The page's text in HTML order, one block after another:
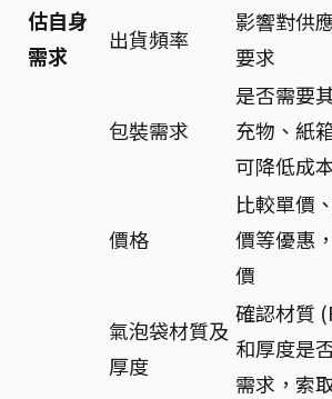
估自身
需求
出貨頻率
影響對供
要求
包裝需求
是否需要
充物、紙
可降低成
價格
比較單價
價等優惠
價
氣泡袋材質及
厚度
確認材質
和厚度是
需求，索